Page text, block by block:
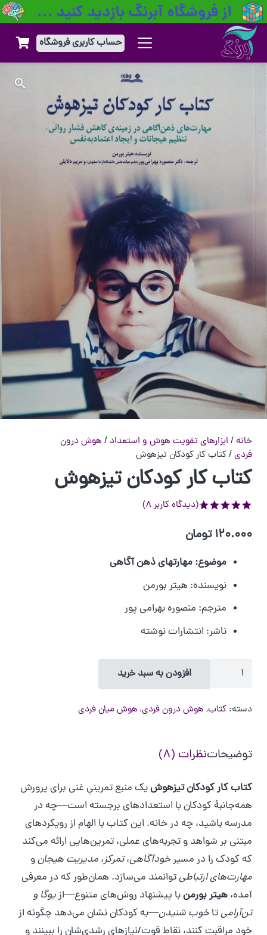
حساب کاربری فروشگاه
خانه/ ابزارهای تقویت هوش و استعداد / هوش درون
فردی/ کتاب کار کودکان تیزهوش
کتاب کار کودکان تیزهوش
(دیدگاه کاربر8
)
120.000 تومان
موضوع: مهارتهای ذهن آگاهی
نویسنده: هیتر بورمن
مترجم: منصوره بهرامی پور
ناشر: انتشارات نوشته
کتاب
کودکان
افزودن به سبد خرید
دسته:کتاب, هوش درون فردی, هوش میان فردی
توضیحاتنظرات (8)
کتاب کار کودکان تیزهوشیک منبع تمرینیِ غنی برای پرورش
همه‌جانبهٔ کودکان با استعدادهای برجسته است—چه در
مدرسه باشید، چه در خانه. این کتاب با الهام از رویکردهای
مبتنی بر شواهد و تجربه‌های عملی، تمرین‌هایی ارائه می‌کند
که کودک را در مسیرخودآگاهی،تمرکز،مدیریت هیجانو
مهارت‌های ارتباطیتوانمند می‌سازد. همان‌طور که در معرفی
آمده،هیتر بورمنبا پیشنهاد روش‌های متنوع—ازیوگا و
تن‌آرامیتاخوب شنیدن—به کودکان نشان می‌دهد چگونه از
خود مراقبت کنند، نقاط قوت/نیازهای رشدی‌شان را ببینند و